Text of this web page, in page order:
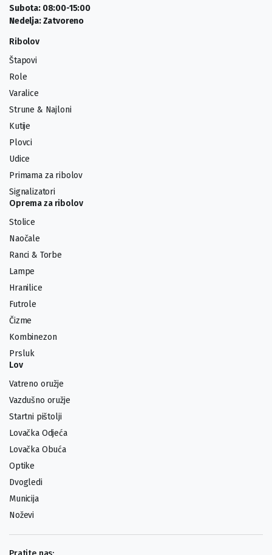
Subota: 08:00-15:00
Nedelja: Zatvoreno
Ribolov
Štapovi
Role
Varalice
Strune & Najloni
Kutije
Plovci
Udice
Primama za ribolov
Signalizatori
Oprema za ribolov
Stolice
Naočale
Ranci & Torbe
Lampe
Hranilice
Futrole
Čizme
Kombinezon
Prsluk
Lov
Vatreno oružje
Vazdušno oružje
Startni pištolji
Lovačka Odjeća
Lovačka Obuća
Optike
Dvogledi
Municija
Noževi